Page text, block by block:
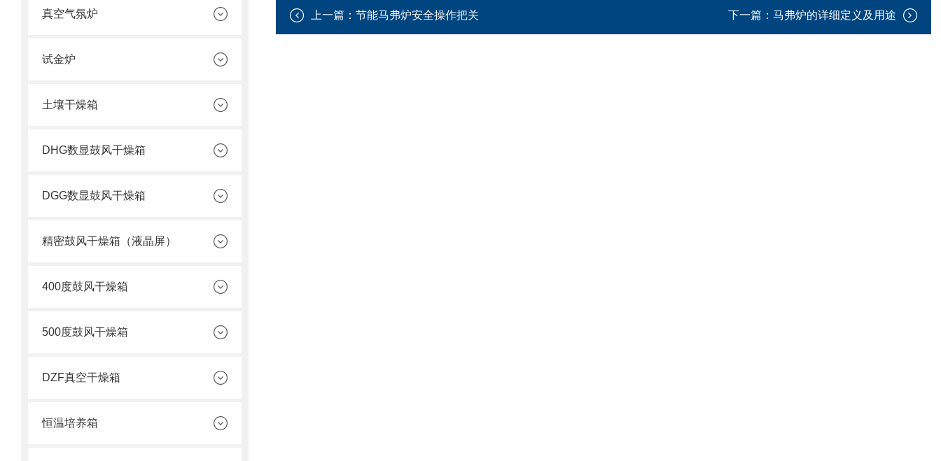
真空气氛炉
试金炉
土壤干燥箱
DHG数显鼓风干燥箱
DGG数显鼓风干燥箱
精密鼓风干燥箱（液晶屏）
400度鼓风干燥箱
500度鼓风干燥箱
DZF真空干燥箱
恒温培养箱
上一篇： 节能马弗炉安全操作把关 下一篇： 马弗炉的详细定义及用途